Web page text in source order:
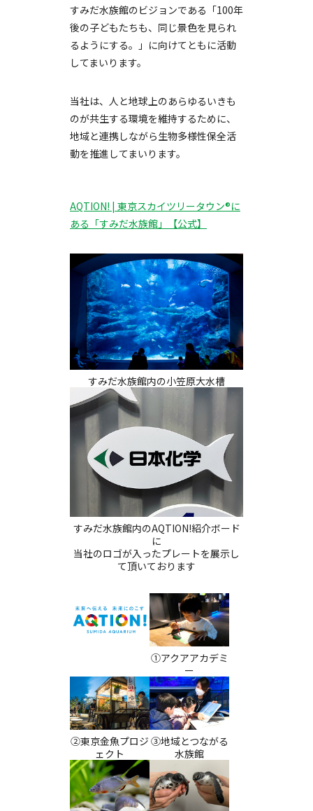
すみだ水族館のビジョンである「100年
後の子どもたちも、同じ景色を見られ
るようにする。」に向けてともに活動
してまいります。
当社は、人と地球上のあらゆるいきも
のが共生する環境を維持するために、
地域と連携しながら生物多様性保全活
動を推進してまいります。
AQTION! | 東京スカイツリータウン®に
ある「すみだ水族館」【公式】
すみだ水族館内の小笠原大水槽
すみだ水族館内のAQTION!紹介ボード
に
当社のロゴが入ったプレートを展示し
て頂いております
①アクアアカデミ
ー
②東京金魚プロジ
ェクト
③地域とつながる
水族館